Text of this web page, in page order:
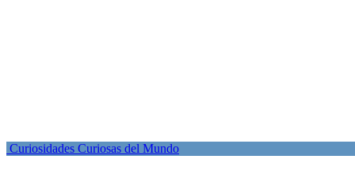
Curiosidades Curiosas del Mundo